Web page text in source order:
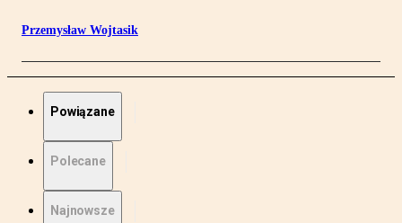
Przemysław Wojtasik
Powiązane
Polecane
Najnowsze